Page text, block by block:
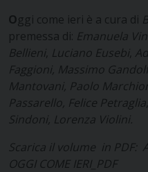
Oggi come ieri è a cura di
premessa di: Emanuela
Bellieni Luciano Eusebi
Faggioni, Massimo
Mantovani, Paolo
Passarello, Felice Petraglia
Sindoni, Lorenza Violini.
Scarica il volume in PDF:
OGGI COME IERI_PDF